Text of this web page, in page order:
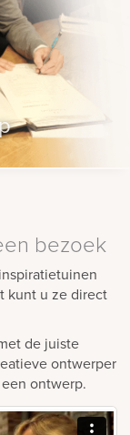
bezoek
kunt u ze direct
de juiste
ontwerper
ontwerp.